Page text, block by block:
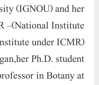
(IGNOU) and her
–(National Institute
under ICMR)
Ph.D. student
in Botany at